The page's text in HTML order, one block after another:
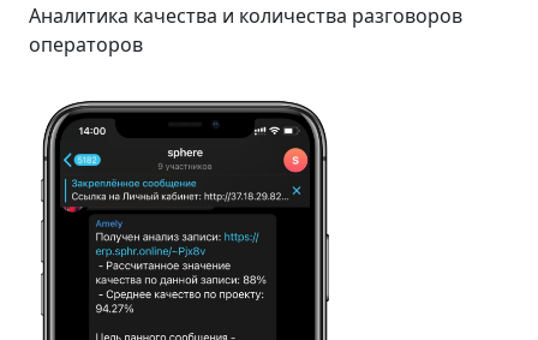
Аналитика качества и количества разговоров
операторов